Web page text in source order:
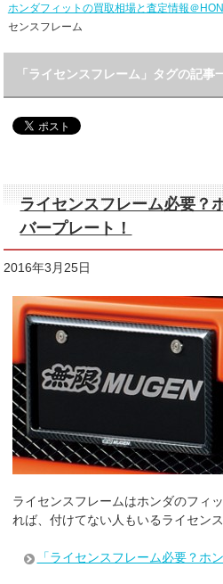
ホンダフィットの買取相場と査定情報＠
センスフレーム
「ライセンスフレーム」タグの記事
ライセンスフレーム必要？
バープレート！
2016年3月25日
ライセンスフレームはホンダのフィ
れば、付けてない人もいるライセン
「ライセンスフレーム必要？ホ